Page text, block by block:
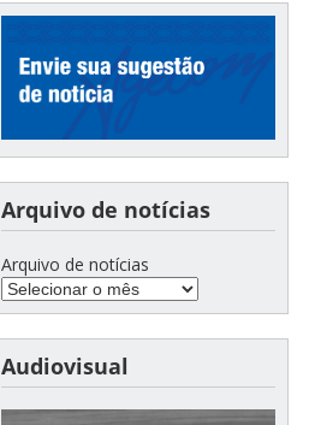
Arquivo de notícias
Arquivo de notícias
Audiovisual